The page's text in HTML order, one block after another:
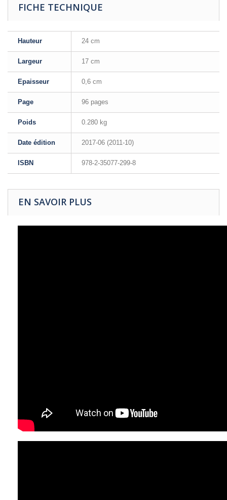
FICHE TECHNIQUE
Hauteur 24 cm
Largeur 17 cm
Epaisseur 0,6 cm
Page 96 pages
Poids 0.280 kg
Date édition 2017-06 (2011-10)
ISBN 978-2-35077-299-8
EN SAVOIR PLUS